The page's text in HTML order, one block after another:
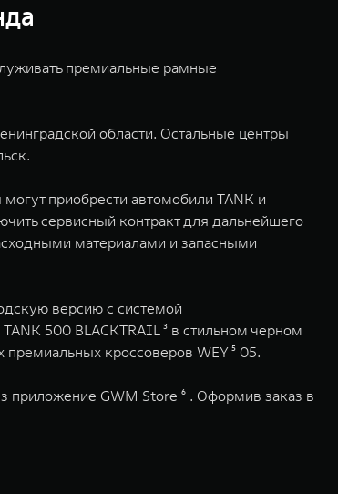
премиальные рамные
области. Остальные центры
приобрести автомобили TANK и
сервисный контракт для дальнейшего
материалами и запасными
версию с системой
500 BLACKTRAIL ³ в стильном черном
кроссоверов WEY ⁵ 05.
приложение GWM Store ⁶ . Оформив заказ в